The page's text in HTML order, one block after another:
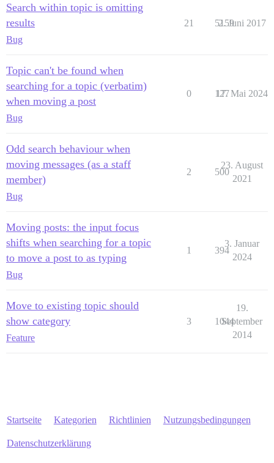
Search within topic is omitting
results
Bug
21 5159
2. Juni 2017
Topic can't be found when
searching for a topic (verbatim)
when moving a post
Bug
0 127
17. Mai 2024
Odd search behaviour when
moving messages (as a staff
member)
Bug
2 500
23. August
2021
Moving posts: the input focus
shifts when searching for a topic
to move a post to as typing
Bug
1 394
3. Januar
2024
Move to existing topic should
show category
Feature
3 1044
19.
September
2014
Startseite Kategorien Richtlinien Nutzungsbedingungen
Datenschutzerklärung